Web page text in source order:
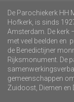
De Parochiekerk HH
Hofkerk, is sinds
Amsterdam. De kerk
met veel beelden en
de Benedictijner
Rijksmonument. De
gemeenschappen
Zuidoost, Diemen en